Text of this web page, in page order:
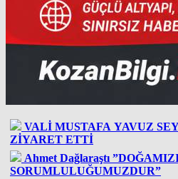
VALİ MUSTAFA YAVUZ
ZİYARET ETTİ
Ahmet Dağlaraştı
SORUMLULUĞUMUZDUR”